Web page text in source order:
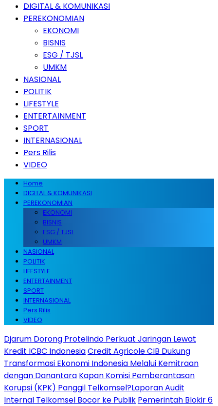
DIGITAL & KOMUNIKASI
PEREKONOMIAN
EKONOMI
BISNIS
ESG / TJSL
UMKM
NASIONAL
POLITIK
LIFESTYLE
ENTERTAINMENT
SPORT
INTERNASIONAL
Pers Rilis
VIDEO
Home
DIGITAL & KOMUNIKASI
PEREKONOMIAN
EKONOMI
BISNIS
ESG / TJSL
UMKM
NASIONAL
POLITIK
LIFESTYLE
ENTERTAINMENT
SPORT
INTERNASIONAL
Pers Rilis
VIDEO
Djarum Dorong Protelindo Perkuat Jaringan Lewat
Kredit ICBC IndonesiaCredit Agricole CIB Dukung
Transformasi Ekonomi Indonesia Melalui Kemitraan
dengan Danantara Kapan Komisi Pemberantasan
Korupsi (KPK) Panggil Telkomsel?Laporan Audit
Internal Telkomsel Bocor ke Publik Pemerintah Blokir 6